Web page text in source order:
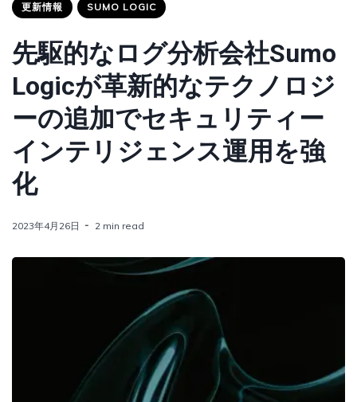
更新情報 SUMO LOGIC
先駆的なログ分析会社Sumo
Logicが革新的なテクノロジ
ーの追加でセキュリティー
インテリジェンス運用を強
化
2023年4月26日 2 min read